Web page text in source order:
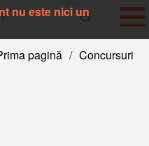
pagină / Concursuri
nu este nici un